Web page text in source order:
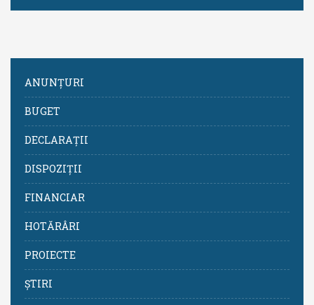
ANUNȚURI
BUGET
DECLARAȚII
DISPOZIȚII
FINANCIAR
HOTĂRÂRI
PROIECTE
ȘTIRI